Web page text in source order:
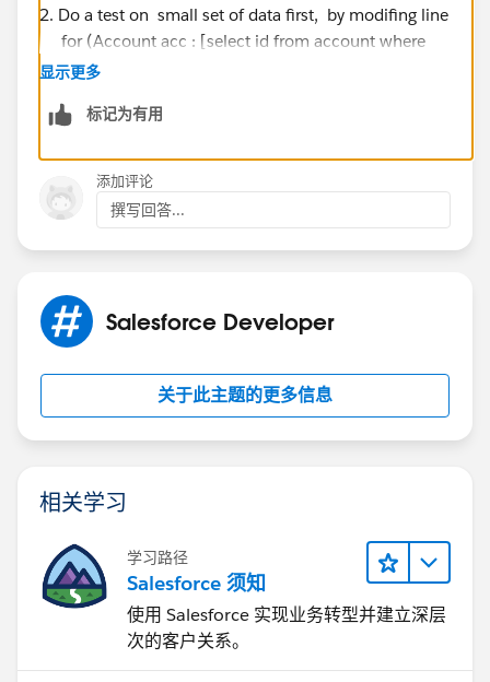
2. Do a test on small set of data first, by modifing line
for (Account acc : [select id from account where
name ='xxxx'])
  list<Account> accs = new list<Account>();
for (Account acc : [select id from
  {
	acc.recordtypeid = recodTypeId;
  }
  update accs;
显示更多
标记为有用
添加评论
撰写回答...
Salesforce Developer
关于此主题的更多信息
相关学习
学习路径
Salesforce 须知
使用 Salesforce 实现业务转型并建立深层
次的客户关系。